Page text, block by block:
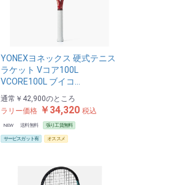
YONEXヨネックス 硬式テニス
ラケット Vコア100L
VCORE100L ブイコ…
通常 ￥42,900のところ
ラリー価格￥34,320 税込
NEW 送料無料 張り工賃無料
サービスガット有 オススメ